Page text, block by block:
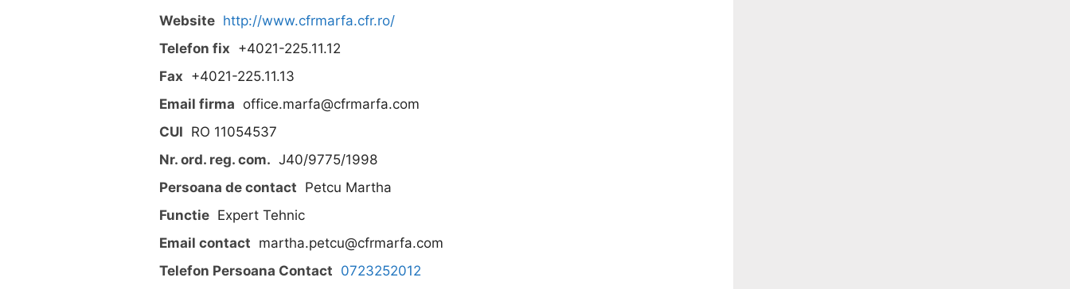
Website http://www.cfrmarfa.cfr.ro/
Telefon fix +4021-225.11.12
Fax +4021-225.11.13
Email firma office.marfa@cfrmarfa.com
CUI RO 11054537
Nr. ord. reg. com. J40/9775/1998
Persoana de contact Petcu Martha
Functie Expert Tehnic
Email contact martha.petcu@cfrmarfa.com
Telefon Persoana Contact 0723252012